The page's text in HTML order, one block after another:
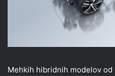
Mehkih hibridnih modelov